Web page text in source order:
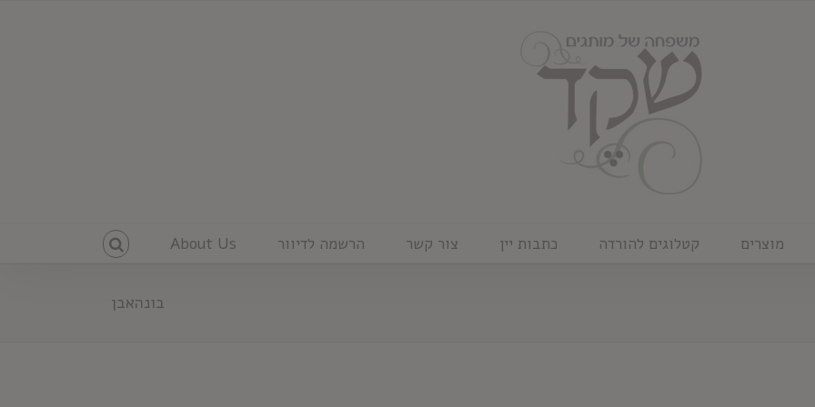
מוצרים קטלוגים להורדה כתבות יין צור קשר הרשמה לדיוור About Us
בונהאבן